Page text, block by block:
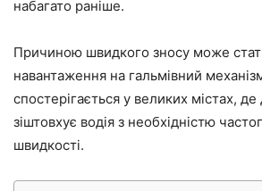
набагато раніше.
Причиною швидкого зносу може
навантаження на гальмівний
спостерігається у великих містах,
зіштовхує водія з необхідністю
швидкості.